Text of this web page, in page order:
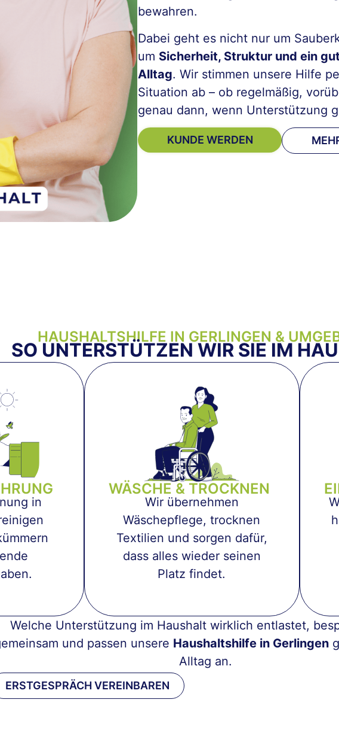
bewahren.
Dabei geht es nicht nur um
um Sicherheit, Struktur und ein
Alltag. Wir stimmen unsere Hilfe
Situation ab – ob regelmäßig,
genau dann, wenn Unterstützung
KUNDE WERDEN
HAUSHALTSHILFE IN GERLINGEN &
SO UNTERSTÜTZEN WIR SIE IM
in
WÄSCHE & TROCKNEN
Wir übernehmen
Wäschepflege, trocknen
Textilien und sorgen dafür,
dass alles wieder seinen
Platz findet.
Welche Unterstützung im Haushalt wirklich entlastet,
und passen unsere Haushaltshilfe in Gerlingen
Alltag an.
ERSTGESPRÄCH VEREINBAREN